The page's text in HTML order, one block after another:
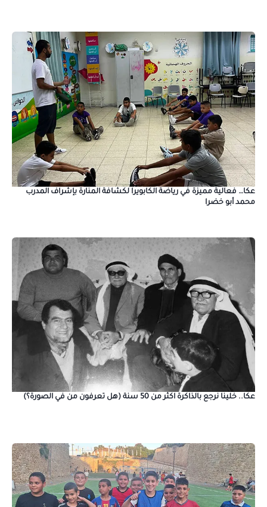
عكا… فعالية مميزة في رياضة الكابويرا لكشافة المنارة بإشراف المدرب
محمد أبو خضرا
عكا.. خلينا نرجع بالذاكرة اكثر من 50 سنة (هل تعرفون من في الصورة؟)